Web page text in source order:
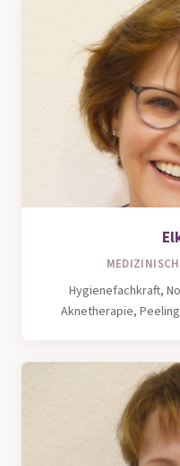
Hygienefachkraft,
Aknetherapie,